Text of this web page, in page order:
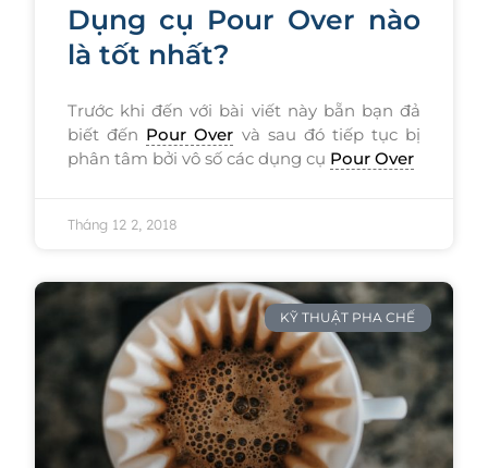
Dụng cụ Pour Over nào
là tốt nhất?
Trước khi đến với bài viết này bẵn bạn đả
biết đến Pour Over và sau đó tiếp tục bị
phân tâm bởi vô số các dụng cụ Pour Over
Tháng 12 2, 2018
KỸ THUẬT PHA CHẾ